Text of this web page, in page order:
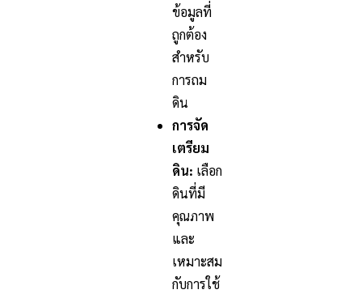
ข้อมูลที่
ถูกต้อง
สำหรับ
การถม
ดิน
การจัด
เตรียม
ดิน: เลือก
ดินที่มี
คุณภาพ
และ
เหมาะสม
กับการใช้